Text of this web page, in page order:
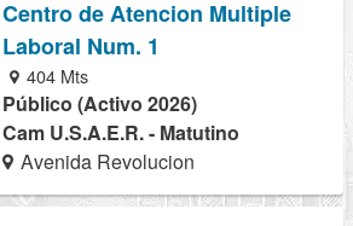
Centro de Atencion Multiple
Laboral Num. 1
404 Mts
Público (Activo 2026)
Cam U.S.A.E.R. - Matutino
Avenida Revolucion